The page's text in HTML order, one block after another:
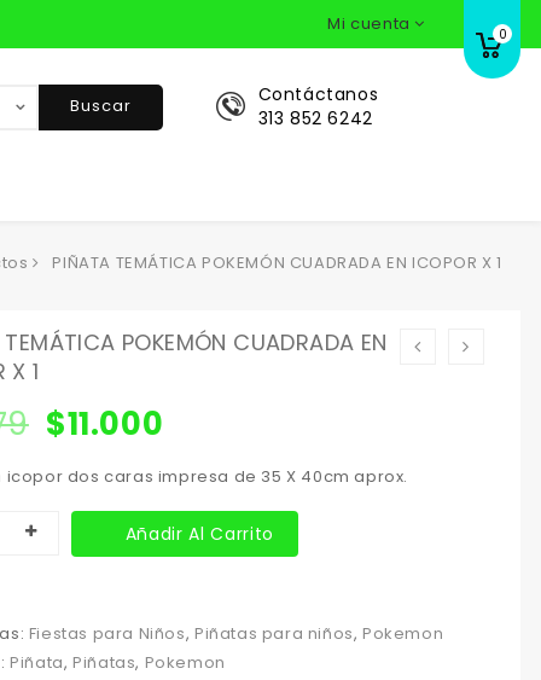
Mi cuenta 0
Contáctanos
313 852 6242
Buscar
PIÑATA TEMÁTICA POKEMÓN CUADRADA EN ICOPOR X 1
POKEMÓN CUADRADA EN
X 1
$11.000
icopor dos caras impresa de 35 X 40cm aprox.
Añadir Al Carrito
Fiestas para Niños, Piñatas para niños, Pokemon
Piñata, Piñatas, Pokemon